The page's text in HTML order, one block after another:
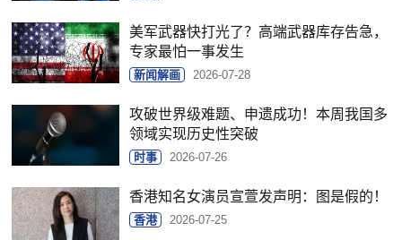
美军武器快打光了？高端武器库存告急，
专家最怕一事发生
新闻解画 2026-07-28
攻破世界级难题、申遗成功！本周我国多
领域实现历史性突破
时事 2026-07-26
香港知名女演员宣萱发声明：图是假的！
香港 2026-07-25